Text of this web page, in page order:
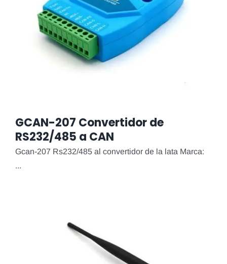
GCAN-207 Convertidor de
RS232/485 a CAN
Gcan-207 Rs232/485 al convertidor de la lata Marca:
...